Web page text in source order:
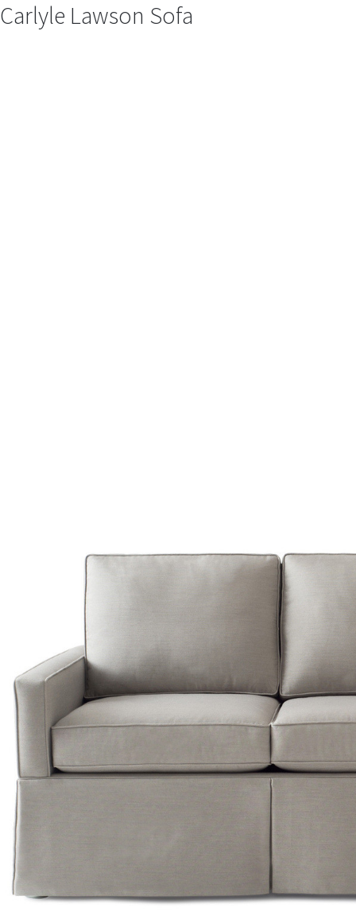
Carlyle Lawson Sofa